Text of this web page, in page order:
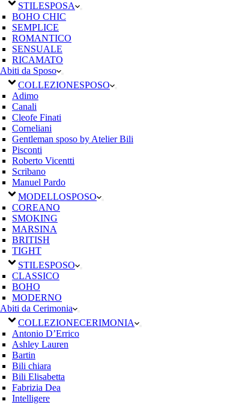
STILESPOSA
BOHO CHIC
SEMPLICE
ROMANTICO
SENSUALE
RICAMATO
Abiti da Sposo
COLLEZIONESPOSO
Adimo
Canali
Cleofe Finati
Corneliani
Gentleman sposo by Atelier Bili
Pisconti
Roberto Vicentti
Scribano
Manuel Pardo
MODELLOSPOSO
COREANO
SMOKING
MARSINA
BRITISH
TIGHT
STILESPOSO
CLASSICO
BOHO
MODERNO
Abiti da Cerimonia
COLLEZIONECERIMONIA
Antonio D’Errico
Ashley Lauren
Bartin
Bili chiara
Bili Elisabetta
Fabrizia Dea
Intelligere